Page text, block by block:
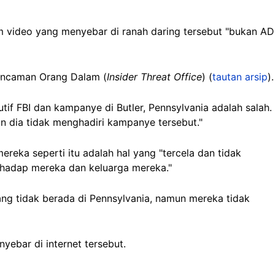
video yang menyebar di ranah daring tersebut "bukan AD
Orang Dalam (Insider Threat Office) (tautan arsip).
FBI dan kampanye di Butler, Pennsylvania adalah salah.
dia tidak menghadiri kampanye tersebut."
seperti itu adalah hal yang "tercela dan tidak
mereka dan keluarga mereka."
tidak berada di Pennsylvania, namun mereka tidak
di internet tersebut.